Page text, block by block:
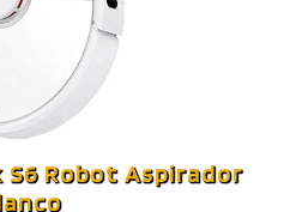
S6 Robot Aspirador